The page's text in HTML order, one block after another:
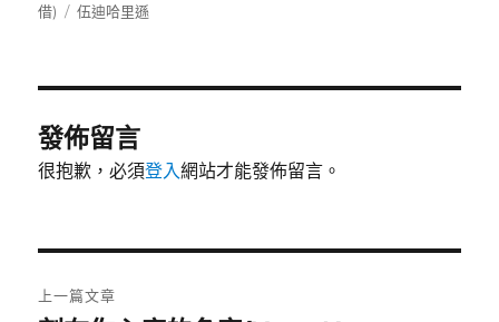
者
佈
借)
標
伍迪哈里遜
發佈留言
很抱歉，必須登入網站才能發佈留言。
上一篇文章